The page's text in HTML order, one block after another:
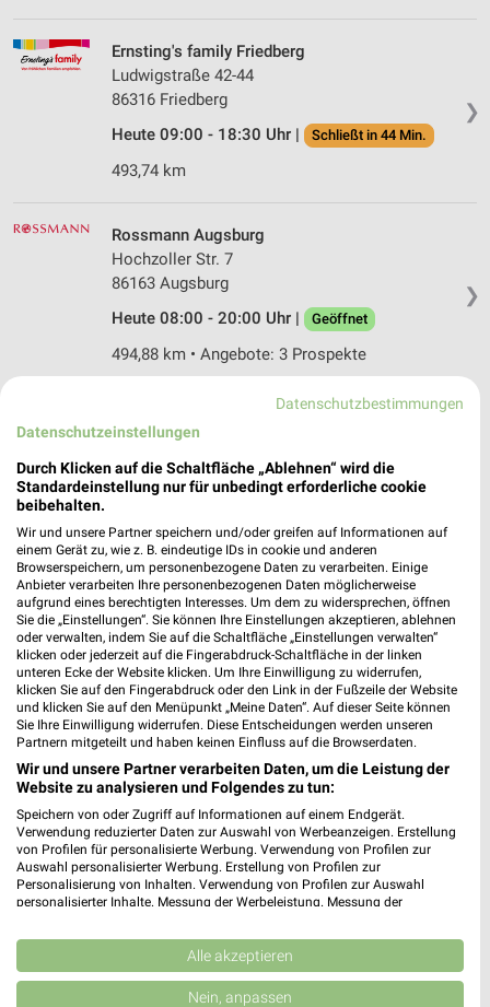
❯
Ernsting's family Friedberg
Ludwigstraße 42-44
86316 Friedberg
Heute 09:00 - 18:30 Uhr |
Schließt in 44 Min.
493,74 km
❯
Rossmann Augsburg
Hochzoller Str. 7
86163 Augsburg
Heute 08:00 - 20:00 Uhr |
Geöffnet
494,88 km • Angebote: 3 Prospekte
Reichenberger Straße 59
86161 Augsburg
494,27 km
Ernsting's family Fürstenfeldbruck
Dachauer Straße 2
82256 Fürstenfeldbruck
Heute 09:00 - 18:30 Uhr | Schließt in 44 Min.
506,12 km
Rossmann Augsburg
Oberbürgermeister-Hohner-Str. 1
86153 Augsburg
Heute 08:00 - 20:00 Uhr | Geöffnet
494,61 km • Angebote: 3 Prospekte
Rossmann Maisach
Bahnhofstr. 6
Datenschutzbestimmungen
Datenschutzeinstellungen
Durch Klicken auf die Schaltfläche „Ablehnen“ wird die
Standardeinstellung nur für unbedingt erforderliche cookie
beibehalten.
Wir und unsere Partner speichern und/oder greifen auf Informationen auf
einem Gerät zu, wie z. B. eindeutige IDs in cookie und anderen
Browserspeichern, um personenbezogene Daten zu verarbeiten. Einige
Anbieter verarbeiten Ihre personenbezogenen Daten möglicherweise
aufgrund eines berechtigten Interesses. Um dem zu widersprechen, öffnen
Sie die „Einstellungen“. Sie können Ihre Einstellungen akzeptieren, ablehnen
oder verwalten, indem Sie auf die Schaltfläche „Einstellungen verwalten“
klicken oder jederzeit auf die Fingerabdruck-Schaltfläche in der linken
unteren Ecke der Website klicken. Um Ihre Einwilligung zu widerrufen,
klicken Sie auf den Fingerabdruck oder den Link in der Fußzeile der Website
und klicken Sie auf den Menüpunkt „Meine Daten“. Auf dieser Seite können
Sie Ihre Einwilligung widerrufen. Diese Entscheidungen werden unseren
Partnern mitgeteilt und haben keinen Einfluss auf die Browserdaten.
Wir und unsere Partner verarbeiten Daten, um die Leistung der
Website zu analysieren und Folgendes zu tun:
Speichern von oder Zugriff auf Informationen auf einem Endgerät.
Verwendung reduzierter Daten zur Auswahl von Werbeanzeigen. Erstellung
von Profilen für personalisierte Werbung. Verwendung von Profilen zur
Auswahl personalisierter Werbung. Erstellung von Profilen zur
Personalisierung von Inhalten. Verwendung von Profilen zur Auswahl
personalisierter Inhalte. Messung der Werbeleistung. Messung der
Kombinationen von Daten aus verschiedenen Quellen. Entwicklung und
Verbesserung der Angebote. Verwendung reduzierter Daten zur Auswahl
von Inhalten.
Daten können außerhalb der Europäischen Union weitergegeben und in die
Alle akzeptieren
Nein, anpassen